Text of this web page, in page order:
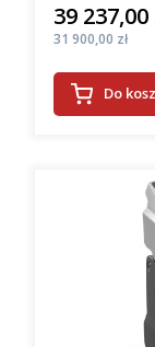
Cena
39 237,00
Cena
31 900,00 zł
Do